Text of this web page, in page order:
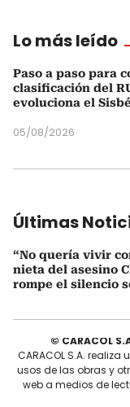
Lo más leído
Paso a paso para
clasificación del
evoluciona el
05/08/2026
Últimas
“No quería vivir
nieta del asesino
rompe el silencio
© CARACOL
CARACOL S.A.
usos de las obras y
web a medios de